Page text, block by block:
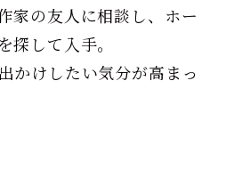
家の友人に相談し、ホー
探して入手。
かけしたい気分が高まっ